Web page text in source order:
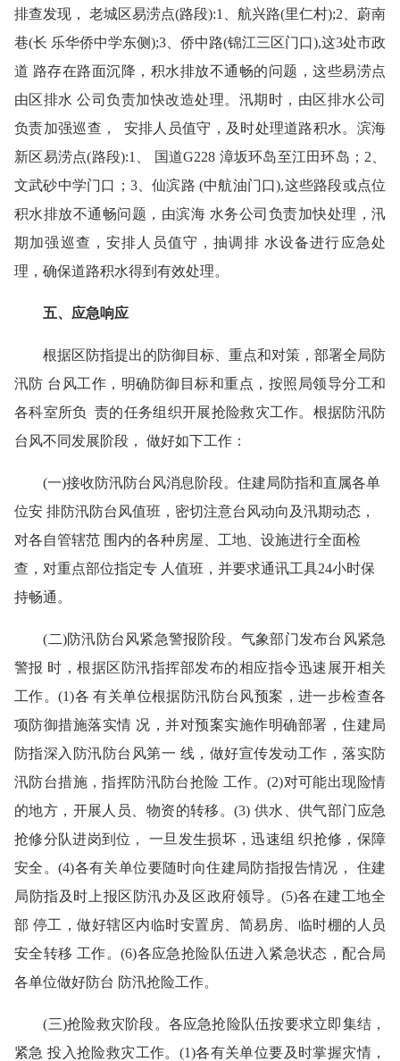
排查发现， 老城区易涝点(路段):1、航兴路(里仁村);2、蔚南
巷(长 乐华侨中学东侧);3、侨中路(锦江三区门口),这3处市政
道 路存在路面沉降，积水排放不通畅的问题，这些易涝点
由区排水 公司负责加快改造处理。汛期时，由区排水公司
负责加强巡查， 安排人员值守，及时处理道路积水。滨海
新区易涝点(路段):1、 国道G228 漳坂环岛至江田环岛；2、
文武砂中学门口；3、仙滨路 (中航油门口),这些路段或点位
积水排放不通畅问题，由滨海 水务公司负责加快处理，汛
期加强巡查，安排人员值守，抽调排 水设备进行应急处
理，确保道路积水得到有效处理。
五、应急响应
根据区防指提出的防御目标、重点和对策，部署全局防
汛防 台风工作，明确防御目标和重点，按照局领导分工和
各科室所负 责的任务组织开展抢险救灾工作。根据防汛防
台风不同发展阶段， 做好如下工作：
(一)接收防汛防台风消息阶段。住建局防指和直属各单
位安 排防汛防台风值班，密切注意台风动向及汛期动态，
对各自管辖范 围内的各种房屋、工地、设施进行全面检
查，对重点部位指定专 人值班，并要求通讯工具24小时保
持畅通。
(二)防汛防台风紧急警报阶段。气象部门发布台风紧急
警报 时，根据区防汛指挥部发布的相应指令迅速展开相关
工作。(1)各 有关单位根据防汛防台风预案，进一步检查各
项防御措施落实情 况，并对预案实施作明确部署，住建局
防指深入防汛防台风第一 线，做好宣传发动工作，落实防
汛防台措施，指挥防汛防台抢险 工作。(2)对可能出现险情
的地方，开展人员、物资的转移。(3) 供水、供气部门应急
抢修分队进岗到位， 一旦发生损坏，迅速组 织抢修，保障
安全。(4)各有关单位要随时向住建局防指报告情况， 住建
局防指及时上报区防汛办及区政府领导。(5)各在建工地全
部 停工，做好辖区内临时安置房、简易房、临时棚的人员
安全转移 工作。(6)各应急抢险队伍进入紧急状态，配合局
各单位做好防台 防汛抢险工作。
(三)抢险救灾阶段。各应急抢险队伍按要求立即集结，
紧急 投入抢险救灾工作。(1)各有关单位要及时掌握灾情，